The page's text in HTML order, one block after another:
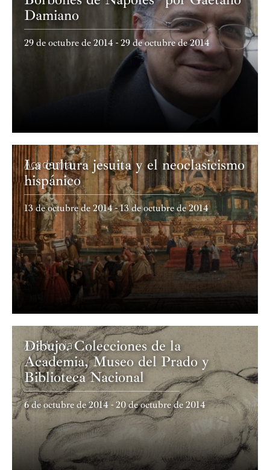
Damiano
29 de octubre de 2014 - 29 de octubre de 2014
Academia
La cultura jesuita y el neoclasicismo
hispánico
13 de octubre de 2014 - 13 de octubre de 2014
Academia
Dibujo. Colecciones de la
Academia, Museo del Prado y
Biblioteca Nacional
6 de octubre de 2014 - 20 de octubre de 2014